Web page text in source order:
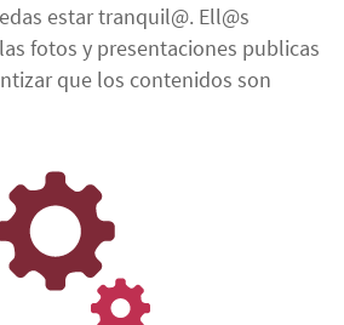
estar tranquil@. Ell@s
fotos y presentaciones publicas
que los contenidos son